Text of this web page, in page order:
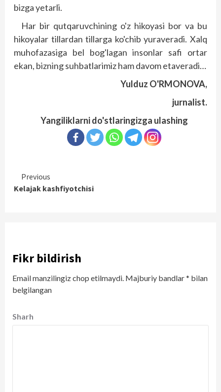
bizga yetarli.
Har bir qutqaruvchining o'z hikoyasi bor va bu
hikoyalar tillardan tillarga ko'chib yuraveradi. Xalq
muhofazasiga bel bog'lagan insonlar safi ortar
ekan, bizning suhbatlarimiz ham davom etaveradi…
Yulduz O'RMONOVA,
jurnalist.
Yangiliklarni do'stlaringizga ulashing
Continue
Reading
Previous
Kelajak kashfiyotchisi
Fikr bildirish
Email manzilingiz chop etilmaydi. Majburiy bandlar* bilan
belgilangan
Sharh